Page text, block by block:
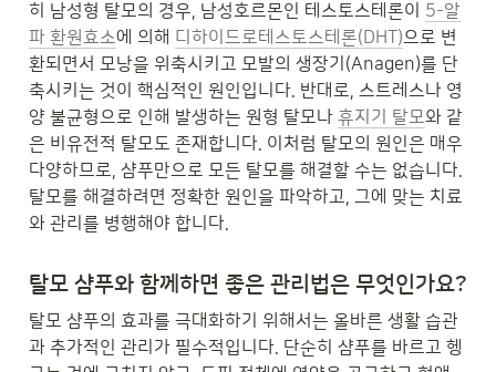
히 남성형 탈모의 경우, 남성호르몬인 테스토스테론이 5-알
파 환원효소에 의해 디하이드로테스토스테론(DHT)으로 변
환되면서 모낭을 위축시키고 모발의 생장기(Anagen)를 단
축시키는 것이 핵심적인 원인입니다. 반대로, 스트레스나 영
양 불균형으로 인해 발생하는 원형 탈모나 휴지기 탈모와 같
은 비유전적 탈모도 존재합니다. 이처럼 탈모의 원인은 매우
다양하므로, 샴푸만으로 모든 탈모를 해결할 수는 없습니다.
탈모를 해결하려면 정확한 원인을 파악하고, 그에 맞는 치료
와 관리를 병행해야 합니다.
탈모 샴푸와 함께하면 좋은 관리법은 무엇인가요?
탈모 샴푸의 효과를 극대화하기 위해서는 올바른 생활 습관
과 추가적인 관리가 필수적입니다. 단순히 샴푸를 바르고 헹